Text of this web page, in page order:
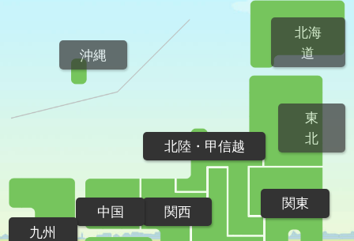
北海
道
東
北
関東
北陸・甲信越
関西
中国
九州
沖縄